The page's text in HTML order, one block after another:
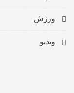
ورزش
ویدیو